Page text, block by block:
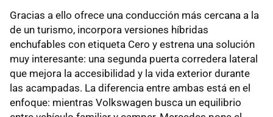
Gracias a ello ofrece una conducción más cercana a la
de un turismo, incorpora versiones híbridas
enchufables con etiqueta Cero y estrena una solución
muy interesante: una segunda puerta corredera lateral
que mejora la accesibilidad y la vida exterior durante
las acampadas. La diferencia entre ambas está en el
enfoque: mientras Volkswagen busca un equilibrio